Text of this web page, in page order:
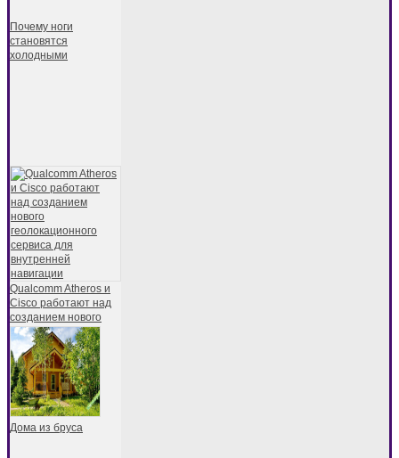
Почему ноги
становятся
холодными
Qualcomm Atheros и
Cisco работают над
созданием нового
Дома из бруса